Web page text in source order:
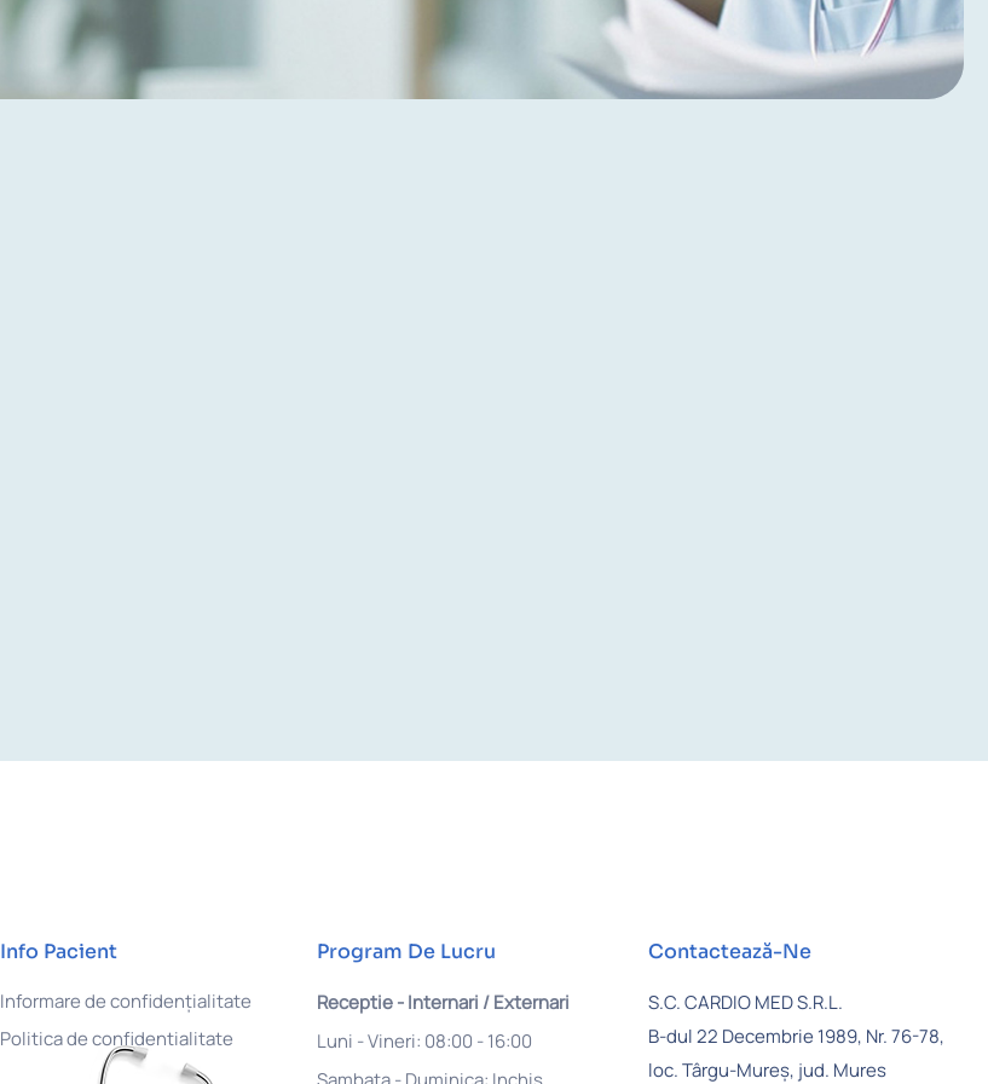
Info Pacient
Informare de confidențialitate
Politica de confidentialitate
Program De Lucru
Receptie - Internari / Externari
Luni - Vineri: 08:00 - 16:00
Contactează-Ne
S.C. CARDIO MED S.R.L.
B-dul 22 Decembrie 1989, Nr. 76-78,
loc. Târgu-Mureș, jud. Mures